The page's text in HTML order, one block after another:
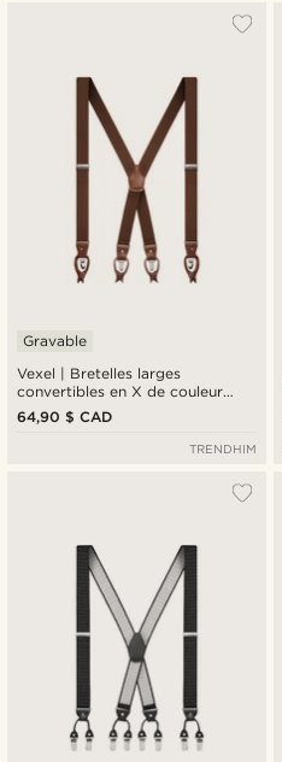
Vexel | Bretelles larges
convertibles en X de couleur
marron foncé - XL
Gravable
64,90 $ CAD
TRENDHIM